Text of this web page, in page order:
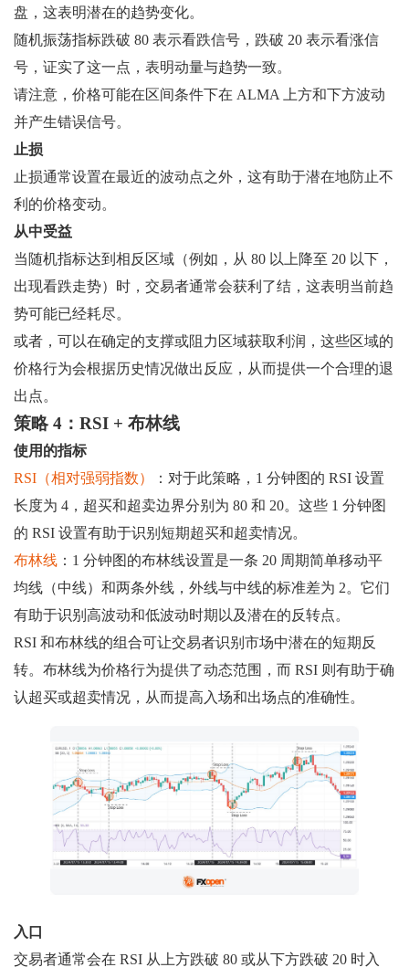
盘，这表明潜在的趋势变化。
随机振荡指标跌破 80 表示看跌信号，跌破 20 表示看涨信
号，证实了这一点，表明动量与趋势一致。
请注意，价格可能在区间条件下在 ALMA 上方和下方波动
并产生错误信号。
止损
止损通常设置在最近的波动点之外，这有助于潜在地防止不
利的价格变动。
从中受益
当随机指标达到相反区域（例如，从 80 以上降至 20 以下，
出现看跌走势）时，交易者通常会获利了结，这表明当前趋
势可能已经耗尽。
或者，可以在确定的支撑或阻力区域获取利润，这些区域的
价格行为会根据历史情况做出反应，从而提供一个合理的退
出点。
策略 4：RSI + 布林线
使用的指标
RSI（相对强弱指数）
：对于此策略，1 分钟图的 RSI 设置
长度为 4，超买和超卖边界分别为 80 和 20。这些 1 分钟图
的 RSI 设置有助于识别短期超买和超卖情况。
布林线 ：1 分钟图的布林线设置是一条 20 周期简单移动平
均线（中线）和两条外线，外线与中线的标准差为 2。它们
有助于识别高波动和低波动时期以及潜在的反转点。
RSI 和布林线的组合可让交易者识别市场中潜在的短期反
转。布林线为价格行为提供了动态范围，而 RSI 则有助于确
认超买或超卖情况，从而提高入场和出场点的准确性。
入口
交易者通常会在 RSI 从上方跌破 80 或从下方跌破 20 时入